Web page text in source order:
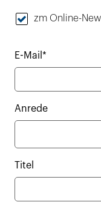
zm Online-
E-Mail*
Anrede
Titel